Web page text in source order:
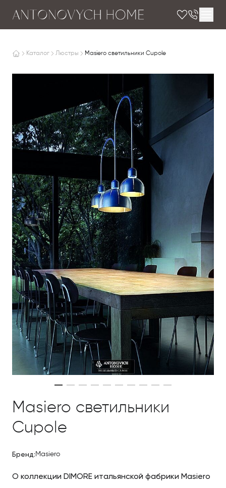
Каталог Люстры Masiero светильники Cupole
Masiero светильники
Cupole
Бренд: Masiero
О коллекции DIMORE итальянской фабрики Masiero